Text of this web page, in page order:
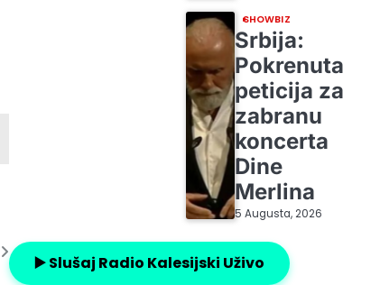
SHOWBIZ
Srbija:
Pokrenuta
peticija za
zabranu
koncerta
Dine
Merlina
5 Augusta, 2026
▶️ Slušaj Radio Kalesijski Uživo